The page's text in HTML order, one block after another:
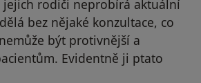
jejich rodiči neprobírá aktuální
bez nějaké konzultace, co
být protivnější a
Evidentně ji ptato